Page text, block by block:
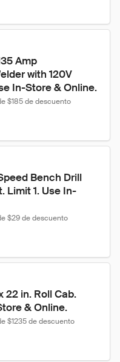
Amp
with 120V
In-Store & Online.
$185 de descuento
Bench Drill
Limit 1. Use In-
$29 de descuento
22 in. Roll Cab.
& Online.
$1235 de descuento